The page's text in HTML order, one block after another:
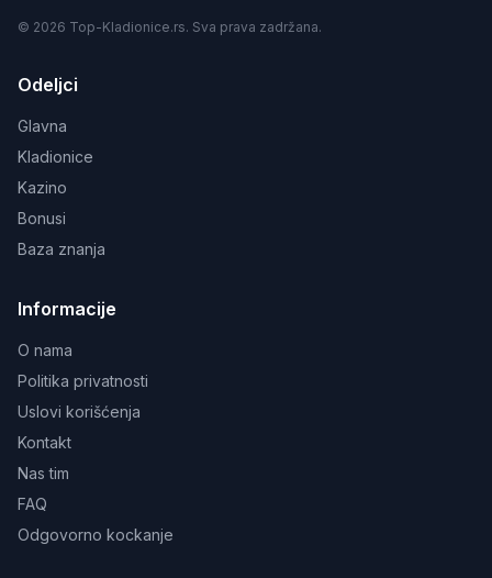
© 2026 Top-Kladionice.rs. Sva prava zadržana.
Odeljci
Glavna
Kladionice
Kazino
Bonusi
Baza znanja
Informacije
O nama
Politika privatnosti
Uslovi korišćenja
Kontakt
Nas tim
FAQ
Odgovorno kockanje